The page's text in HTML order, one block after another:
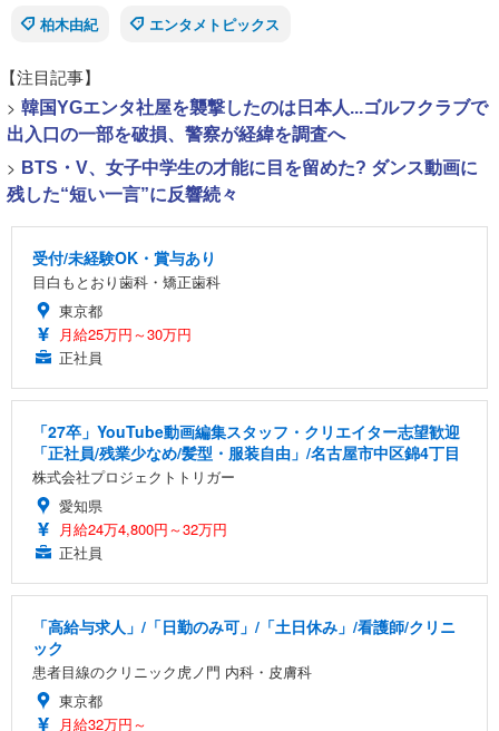
柏木由紀
エンタメトピックス
【注目記事】
> 韓国YGエンタ社屋を襲撃したのは日本人...ゴルフクラブで
出入口の一部を破損、警察が経緯を調査へ
> BTS・V、女子中学生の才能に目を留めた? ダンス動画に
残した“短い一言”に反響続々
受付/未経験OK・賞与あり
目白もとおり歯科・矯正歯科
東京都
月給25万円～30万円
正社員
「27卒」YouTube動画編集スタッフ・クリエイター志望歓迎
「正社員/残業少なめ/髪型・服装自由」/名古屋市中区錦4丁目
株式会社プロジェクトトリガー
愛知県
月給24万4,800円～32万円
正社員
「高給与求人」/「日勤のみ可」/「土日休み」/看護師/クリニ
ック
患者目線のクリニック虎ノ門 内科・皮膚科
東京都
月給32万円～